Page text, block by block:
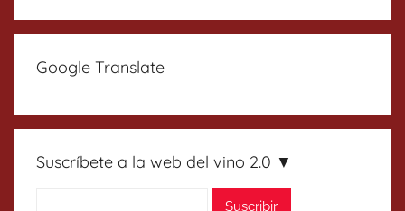
Google Translate
Suscríbete a la web del vino 2.0 ▼